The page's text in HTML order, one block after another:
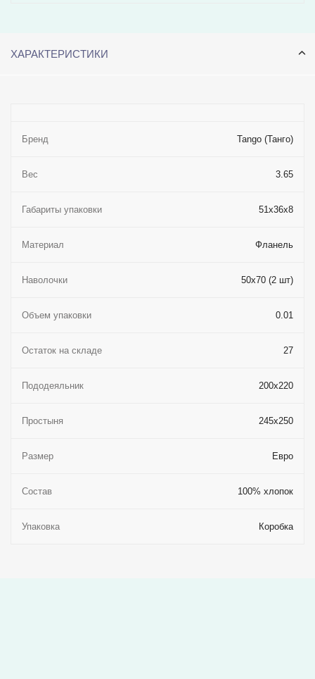
ХАРАКТЕРИСТИКИ
Бренд Tango (Танго)
Вес 3.65
Габариты упаковки 51x36x8
Материал Фланель
Наволочки 50x70 (2 шт)
Объем упаковки 0.01
Остаток на складе 27
Пододеяльник 200x220
Простыня 245x250
Размер Евро
Состав 100% хлопок
Упаковка Коробка